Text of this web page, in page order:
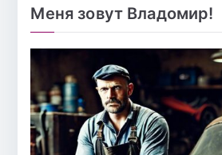
Меня зовут Владомир!